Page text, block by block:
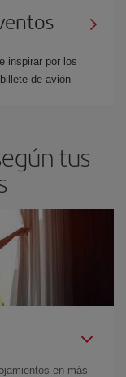
inspirar por los
de avión
tus
en más